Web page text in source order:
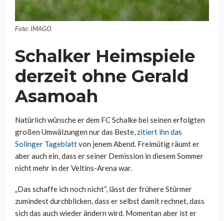
Foto: IMAGO
Schalker Heimspiele
derzeit ohne Gerald
Asamoah
Natürlich wünsche er dem FC Schalke bei seinen erfolgten
großen Umwälzungen nur das Beste, zitiert ihn das
Solinger Tageblattvon jenem Abend. Freimütig räumt er
aber auch ein, dass er seiner Demission in diesem Sommer
nicht mehr in der Veltins-Arena war.
„Das schaffe ich noch nicht“, lässt der frühere Stürmer
zumindest durchblicken, dass er selbst damit rechnet, dass
sich das auch wieder ändern wird. Momentan aber ist er